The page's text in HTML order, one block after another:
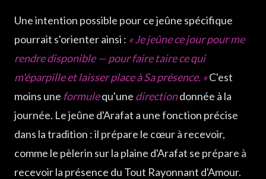
Une intention possible pour ce jeûne spécifique
pourrait s'orienter ainsi : « Je jeûne ce jour pour me
rendre disponible — pour faire taire ce qui
m'éparpille et laisser place à Sa présence. »C'est
moins une formulequ'une directiondonnée à la
journée. Le jeûne d'Arafat a une fonction précise
dans la tradition : il prépare le cœur à recevoir,
comme le pèlerin sur la plaine d'Arafat se prépare à
recevoir la présence du Tout Rayonnant d'Amour.